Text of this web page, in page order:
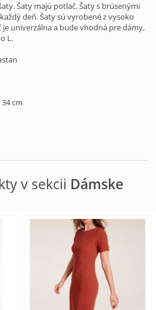
Šaty majú potlač. Šaty s brúsenými
deň. Šaty sú vyrobené z vysoko
univerzálna a bude vhodná pre dámy,
L.
cm
v sekcii Dámske